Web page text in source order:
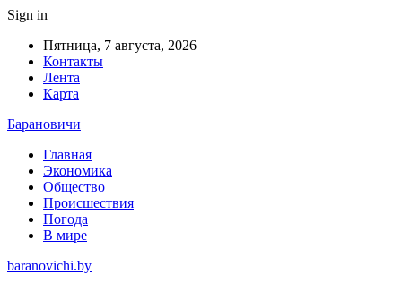
Sign in
Пятница, 7 августа, 2026
Контакты
Лента
Карта
Барановичи
Главная
Экономика
Общество
Происшествия
Погода
В мире
baranovichi.by